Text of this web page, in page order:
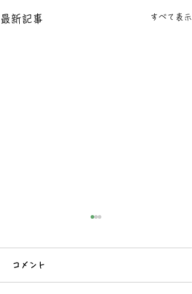
最新記事 すべて表示
コメント